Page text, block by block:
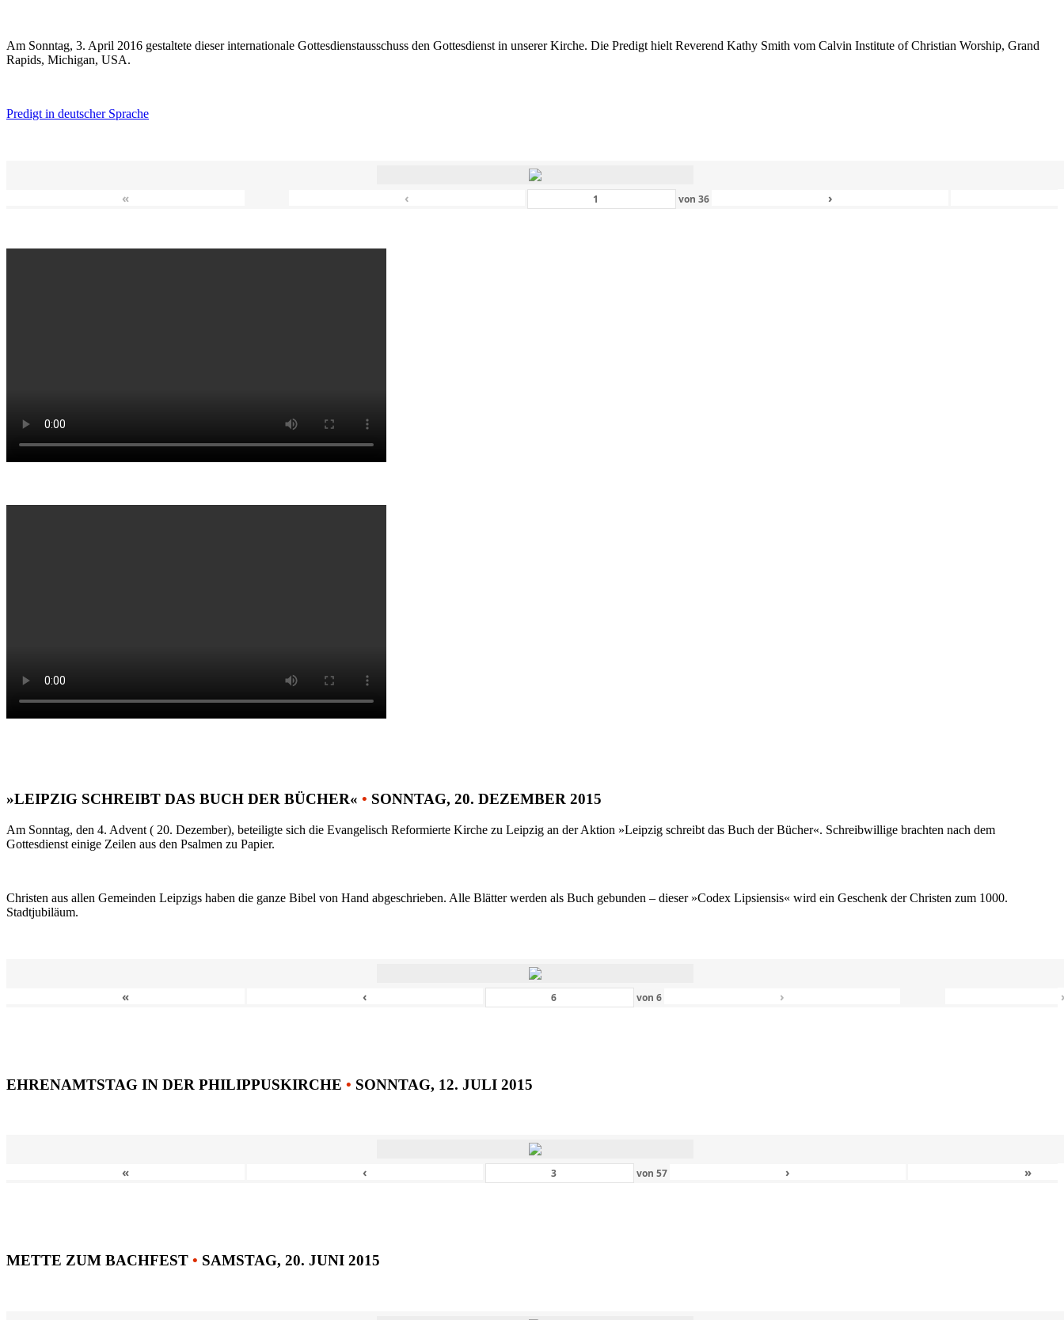
Am Sonntag, 3. April 2016 gestaltete dieser internationale Gottesdienstausschuss den Gottesdienst in unserer Kirche. Die Predigt hielt Reverend Kathy Smith vom Calvin Institute of Christian Worship, Grand
Rapids, Michigan, USA.
Predigt in deutscher Sprache
« ‹ von36 ›
»LEIPZIG SCHREIBT DAS BUCH DER BÜCHER« • SONNTAG, 20. DEZEMBER 2015
Am Sonntag, den 4. Advent ( 20. Dezember), beteiligte sich die Evangelisch Reformierte Kirche zu Leipzig an der Aktion »Leipzig schreibt das Buch der Bücher«. Schreibwillige brachten nach dem
Gottesdienst einige Zeilen aus den Psalmen zu Papier.
Christen aus allen Gemeinden Leipzigs haben die ganze Bibel von Hand abgeschrieben. Alle Blätter werden als Buch gebunden – dieser »Codex Lipsiensis« wird ein Geschenk der Christen zum 1000.
Stadtjubiläum.
« ‹ von6 ›
EHRENAMTSTAG IN DER PHILIPPUSKIRCHE • SONNTAG, 12. JULI 2015
« ‹ von57 › »
METTE ZUM BACHFEST • SAMSTAG, 20. JUNI 2015